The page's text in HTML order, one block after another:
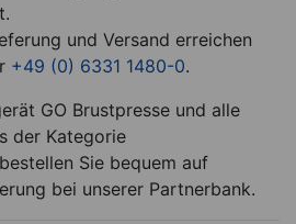
und Versand erreichen
+49 (0) 6331 1480-0.
GO Brustpresse und alle
der Kategorie
Sie bequem auf
bei unserer Partnerbank.